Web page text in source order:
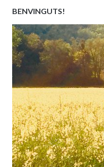
BENVINGUTS!